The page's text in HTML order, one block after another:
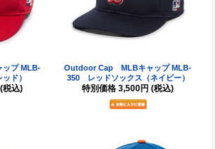
プ MLB-
ド）
(税込)
Outdoor Cap MLBキャップ MLB-
350 レッドソックス（ネイビー）
特別価格 3,500円 (税込)